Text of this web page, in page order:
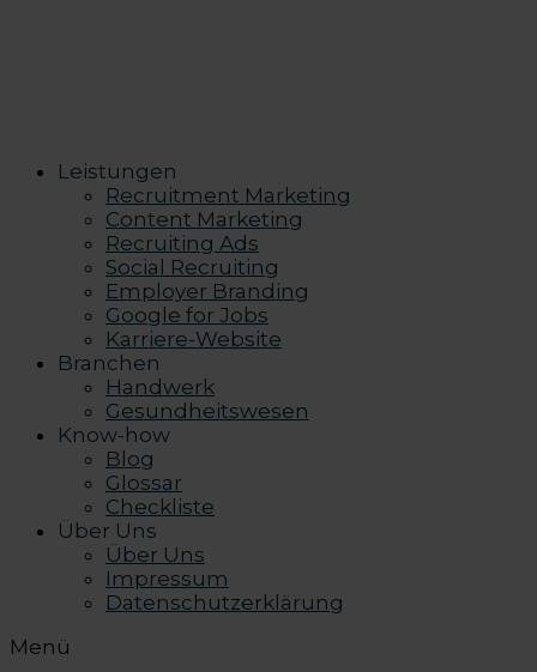
Leistungen
Recruitment Marketing
Content Marketing
Recruiting Ads
Social Recruiting
Employer Branding
Google for Jobs
Karriere-Website
Branchen
Handwerk
Gesundheitswesen
Know-how
Blog
Glossar
Checkliste
Über Uns
Über Uns
Impressum
Datenschutzerklärung
Menü